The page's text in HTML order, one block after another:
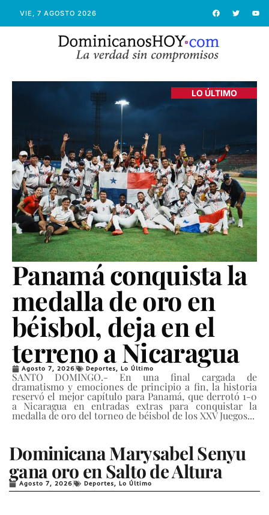
VIE, 7 AGOSTO 2026
LO ÚLTIMO
Panamá conquista la
medalla de oro en
béisbol, deja en el
terreno a Nicaragua
Agosto 7, 2026 Deportes, Lo Último
SANTO DOMINGO.- En una final cargada de
dramatismo y emociones de principio a fin, la historia
reservó el mejor capítulo para Panamá, que derrotó 1-0
a Nicaragua en entradas extras para conquistar la
medalla de oro del torneo de béisbol de los XXV Juegos...
Dominicana Marysabel Senyu
gana oro en Salto de Altura
Agosto 7, 2026 Deportes, Lo Último